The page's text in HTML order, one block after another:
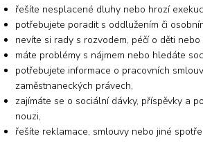
řešíte nesplacené dluhy nebo hrozí
potřebujete poradit s oddlužením či
nevíte si rady s rozvodem, péčí o děti nebo
máte problémy s nájmem nebo hledáte
potřebujete informace o pracovních
zaměstnaneckých právech,
zajímáte se o sociální dávky, příspěvky a
nouzi,
řešíte reklamace, smlouvy nebo jiné